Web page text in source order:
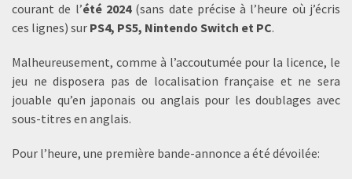
courant de l’été 2024(sans date précise à l’heure où j’écris
ces lignes) sur PS4, PS5, Nintendo Switch et PC.
Malheureusement, comme à l’accoutumée pour la licence, le
jeu ne disposera pas de localisation française et ne sera
jouable qu’en japonais ou anglais pour les doublages avec
sous-titres en anglais.
Pour l’heure, une première bande-annonce a été dévoilée: